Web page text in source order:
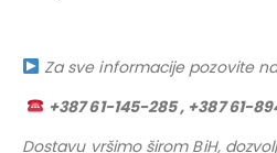
Za sve informacije pozovite
+387 61-145-285 , +387 61-
Dostavu vršimo širom BiH,